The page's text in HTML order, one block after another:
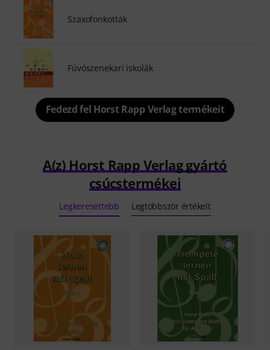
Szaxofonkották
Fúvószenekari iskolák
Fedezd fel Horst Rapp Verlag termékeit
A(z) Horst Rapp Verlag gyártó
csúcstermékei
Legkeresettebb Legtöbbször értékelt